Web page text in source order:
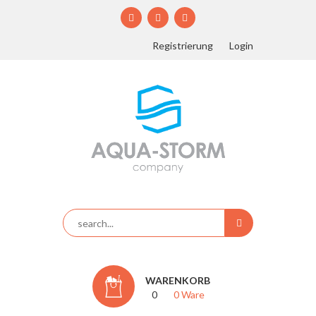
Registrierung Login
WARENKORB
0 Ware
0